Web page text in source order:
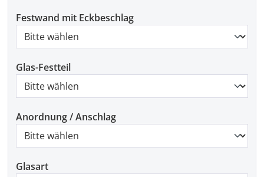
Festwand mit Eckbeschlag
Glas-Festteil
Anordnung / Anschlag
Glasart